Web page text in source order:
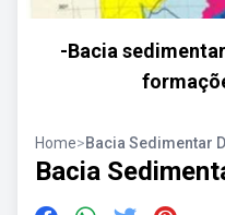
-Bacia
Home>Bacia Sedimentar
Bacia